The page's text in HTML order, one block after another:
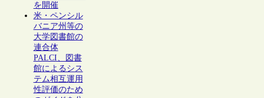
を開催
米・ペンシル
バニア州等の
大学図書館の
連合体
PALCI、図書
館によるシス
テム相互運用
性評価のため